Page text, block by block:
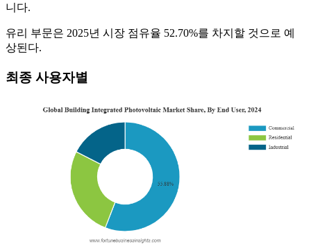
니다.
유리 부문은 2025년 시장 점유율 52.70%를 차지할 것으로 예
상된다.
최종 사용자별